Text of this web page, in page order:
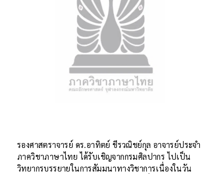
รองศาสตราจารย์ ดร.อาทิตย์ ชีรวณิชย์กุล อาจารย์ประจำ
ภาควิชาภาษาไทย ได้รับเชิญจากกรมศิลปากร ไปเป็น
วิทยากรบรรยายในการสัมมนาทางวิชาการเนื่องในวัน